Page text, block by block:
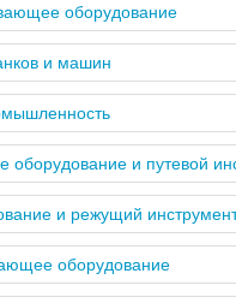
оборудование
и машин
оборудование и путевой
и режущий
оборудование